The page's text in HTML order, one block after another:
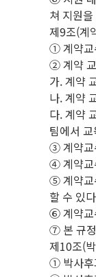
쳐 지원
제9조(계
① 계약교
② 계약
가. 계약
나. 계약
다. 계약
팀에서
③ 계약교
④ 계약교
⑤ 계약교
할 수 있
⑥ 계약교
⑦ 본 규정
제10조(
① 박사후